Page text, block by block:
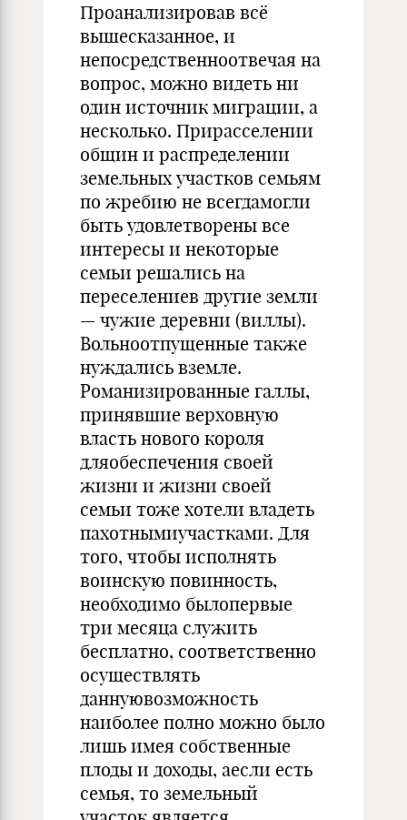
Проанализировав всё
вышесказанное, и
непосредственноотвечая на
вопрос, можно видеть ни
один источник миграции, а
несколько. Прирасселении
общин и распределении
земельных участков семьям
по жребию не всегдамогли
быть удовлетворены все
интересы и некоторые
семьи решались на
переселениев другие земли
— чужие деревни (виллы).
Вольноотпущенные также
нуждались вземле.
Романизированные галлы,
принявшие верховную
власть нового короля
дляобеспечения своей
жизни и жизни своей
семьи тоже хотели владеть
пахотнымиучастками. Для
того, чтобы исполнять
воинскую повинность,
необходимо былопервые
три месяца служить
бесплатно, соответственно
осуществлять
даннуювозможность
наиболее полно можно было
лишь имея собственные
плоды и доходы, аесли есть
семья, то земельный